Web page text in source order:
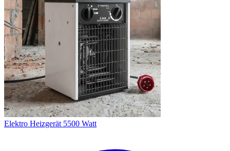
Elektro Heizgerät 5500 Watt